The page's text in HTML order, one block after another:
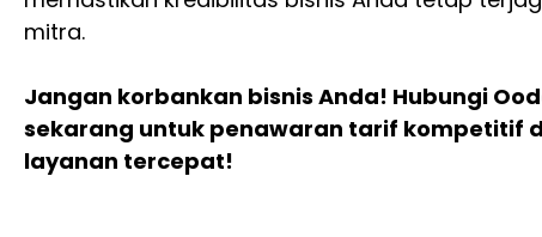
mitra.
Jangan korbankan bisnis Anda! Hubungi
sekarang untuk penawaran tarif kompetitif
layanan tercepat!